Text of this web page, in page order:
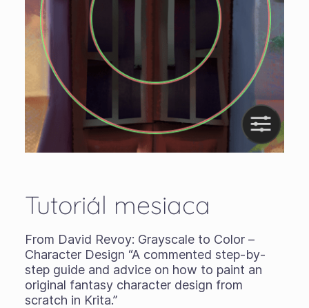
Tutoriál mesiaca
From David Revoy: Grayscale to Color –
Character Design “A commented step-by-
step guide and advice on how to paint an
original fantasy character design from
scratch in Krita.”